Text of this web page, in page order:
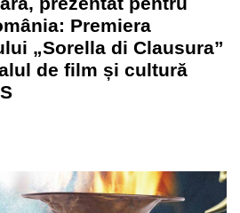
Premiera
„Sorella di Clausura”
de film și cultură